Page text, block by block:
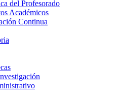
del Profesorado
Académicos
Continua